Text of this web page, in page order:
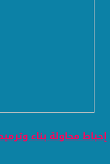
إحباط محاولة بناء